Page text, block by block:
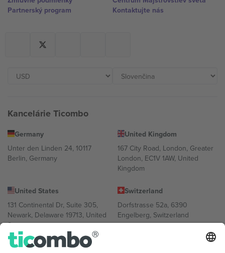
Partnerský program
Kontaktujte nás
Kancelárie Ticombo
Germany
Unter den Linden 24, 10117
Berlin, Germany
United Kingdom
167 City Road, London, Greater
London, EC1V 1AW, United
Kingdom
United States
131 Continental Dr, Suite 305,
Newark, Delaware 19713, United
States
Switzerland
Dorfstrasse 52a, 6390
Engelberg, Switzerland
Bulgaria